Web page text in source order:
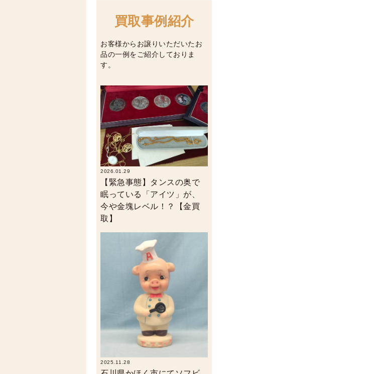
買取事例紹介
お客様からお譲りいただいたお
品の一例をご紹介しておりま
す。
2026.01.29
【緊急事態】タンスの奥で
眠っている「アイツ」が、
今や金塊レベル！？【金買
取】
2025.11.28